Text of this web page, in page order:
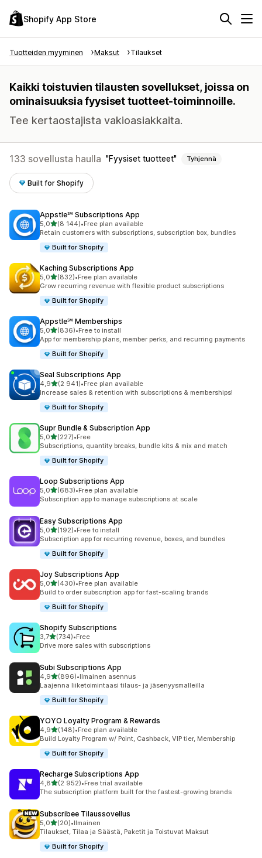
Shopify App Store
Tuotteiden myyminen Maksut Tilaukset
Kaikki toistuvien tilausten sovellukset, joissa on
ominaisuuksia fyysiset tuotteet-toiminnoille.
Tee kertaostajista vakioasiakkaita.
133 sovellusta haulla Fyysiset tuotteet Tyhjennä
Built for Shopify
Appstle℠ Subscriptions App
5,0/ 5 tähteä
(8 144)
8144 arvostelua yhteensä
•Free plan available
Retain customers with subscriptions, subscription box, bundles
Built for Shopify
Kaching Subscriptions App
5,0/ 5 tähteä
(832)
832 arvostelua yhteensä
•Free plan available
Grow recurring revenue with flexible product subscriptions
Built for Shopify
Appstle℠ Memberships
5,0/ 5 tähteä
(836)
836 arvostelua yhteensä
•Free to install
App for membership plans, member perks, and recurring payments
Built for Shopify
Seal Subscriptions App
4,9/ 5 tähteä
(2 941)
2941 arvostelua yhteensä
•Free plan available
Increase sales & retention with subscriptions & memberships!
Built for Shopify
Supr Bundle & Subscription App
5,0/ 5 tähteä
(227)
227 arvostelua yhteensä
•Free
Subscriptions, quantity breaks, bundle kits & mix and match
Built for Shopify
Loop Subscriptions App
5,0/ 5 tähteä
(683)
683 arvostelua yhteensä
•Free plan available
Subscription app to manage subscriptions at scale
Easy Subscriptions App
5,0/ 5 tähteä
(192)
192 arvostelua yhteensä
•Free to install
Subscription app for recurring revenue, boxes, and bundles
Built for Shopify
Joy Subscriptions App
5,0/ 5 tähteä
(430)
430 arvostelua yhteensä
•Free plan available
Build to order subscription app for fast-scaling brands
Built for Shopify
Shopify Subscriptions
3,7/ 5 tähteä
(734)
734 arvostelua yhteensä
•Free
Drive more sales with subscriptions
Subi Subscriptions App
4,9/ 5 tähteä
(896)
896 arvostelua yhteensä
•Ilmainen asennus
Laajenna liiketoimintaasi tilaus- ja jäsenyysmalleilla
Built for Shopify
YOYO Loyalty Program & Rewards
4,9/ 5 tähteä
(148)
148 arvostelua yhteensä
•Free plan available
Build Loyalty Program w/ Point, Cashback, VIP tier, Membership
Built for Shopify
Recharge Subscriptions App
4,8/ 5 tähteä
(2 952)
2952 arvostelua yhteensä
•Free trial available
The subscription platform built for the fastest-growing brands
Subscribee Tilaussovellus
5,0/ 5 tähteä
(20)
20 arvostelua yhteensä
•Ilmainen
Tilaukset, Tilaa ja Säästä, Paketit ja Toistuvat Maksut
Built for Shopify